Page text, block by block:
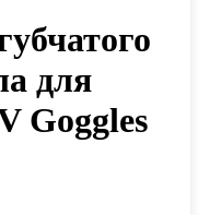
для
Goggles